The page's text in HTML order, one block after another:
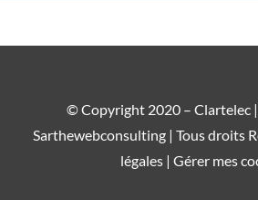
© Copyright 2020 – Clartelec
Sarthewebconsulting | Tous droits
légales | Gérer mes